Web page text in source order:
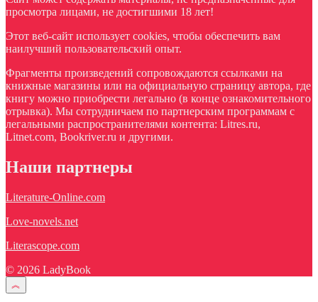
просмотра лицами, не достигшими 18 лет!
Этот веб-сайт использует cookies, чтобы обеспечить вам
наилучший пользовательский опыт.
Фрагменты произведений сопровождаются ссылками на
книжные магазины или на официальную страницу автора, где
книгу можно приобрести легально (в конце ознакомительного
отрывка). Мы сотрудничаем по партнерским программам с
легальными распространителями контента: Litres.ru,
Litnet.com, Bookriver.ru и другими.
Наши партнеры
Literature-Online.com
Love-novels.net
Literascope.com
© 2026 LadyBook